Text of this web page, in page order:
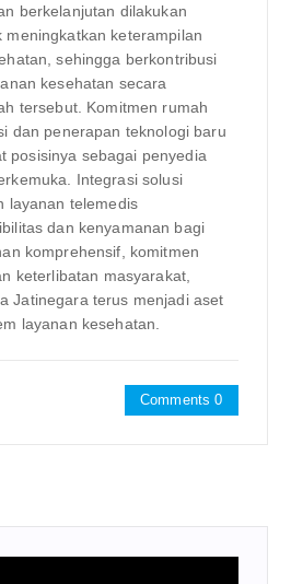
berkelanjutan dilakukan
meningkatkan keterampilan
sehingga berkontribusi
kesehatan secara
tersebut. Komitmen rumah
dan penerapan teknologi baru
posisinya sebagai penyedia
Integrasi solusi
layanan telemedis
dan kenyamanan bagi
komprehensif, komitmen
keterlibatan masyarakat,
Jatinegara terus menjadi aset
layanan kesehatan.
Comments 0